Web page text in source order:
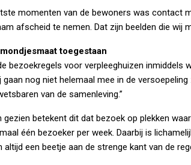
momenten van de bewoners was contact
afscheid te nemen. Dat zijn beelden die wij
toegestaan
bezoekregels voor verpleeghuizen
gaan nog niet helemaal mee in de
van de samenleving.”
gezien betekent dit dat bezoek op plekken
één bezoeker per week. Daarbij is
altijd een beetje aan de strenge kant van de